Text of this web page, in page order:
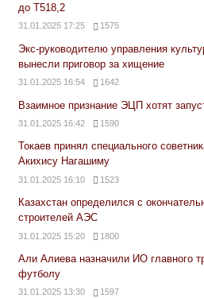
до Т518,2
31.01.2025 17:25 1575
Экс-руководителю управления
вынесли приговор за хищение
31.01.2025 16:54 1642
Взаимное признание ЭЦП хотят
31.01.2025 16:42 1590
Токаев принял специального
Акихису Нагашиму
31.01.2025 16:10 1523
Казахстан определился с
строителей АЭС
31.01.2025 15:20 1800
Али Алиева назначили ИО главного
футболу
31.01.2025 13:30 1597